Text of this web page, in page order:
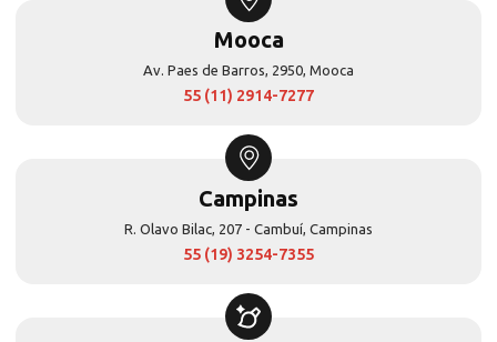
Mooca
Av. Paes de Barros, 2950, Mooca
55 (11) 2914-7277
Campinas
R. Olavo Bilac, 207 - Cambuí, Campinas
55 (19) 3254-7355